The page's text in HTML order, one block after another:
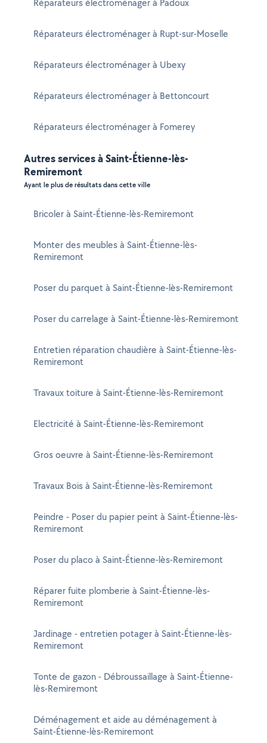
Réparateurs électroménager à Padoux
Réparateurs électroménager à Rupt-sur-Moselle
Réparateurs électroménager à Ubexy
Réparateurs électroménager à Bettoncourt
Réparateurs électroménager à Fomerey
Autres services à Saint-Étienne-lès-
Remiremont
Ayant le plus de résultats dans cette ville
Bricoler à Saint-Étienne-lès-Remiremont
Monter des meubles à Saint-Étienne-lès-
Remiremont
Poser du parquet à Saint-Étienne-lès-Remiremont
Poser du carrelage à Saint-Étienne-lès-Remiremont
Entretien réparation chaudière à Saint-Étienne-lès-
Remiremont
Travaux toiture à Saint-Étienne-lès-Remiremont
Electricité à Saint-Étienne-lès-Remiremont
Gros oeuvre à Saint-Étienne-lès-Remiremont
Travaux Bois à Saint-Étienne-lès-Remiremont
Peindre - Poser du papier peint à Saint-Étienne-lès-
Remiremont
Poser du placo à Saint-Étienne-lès-Remiremont
Réparer fuite plomberie à Saint-Étienne-lès-
Remiremont
Jardinage - entretien potager à Saint-Étienne-lès-
Remiremont
Tonte de gazon - Débroussaillage à Saint-Étienne-
lès-Remiremont
Déménagement et aide au déménagement à
Saint-Étienne-lès-Remiremont